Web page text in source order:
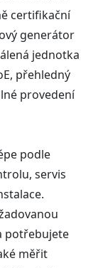
certifikační
generátor
jednotka
přehledný
provedení
podle
servis
potřebujete
měřit